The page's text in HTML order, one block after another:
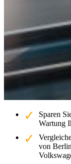
Sparen
Wartung
von